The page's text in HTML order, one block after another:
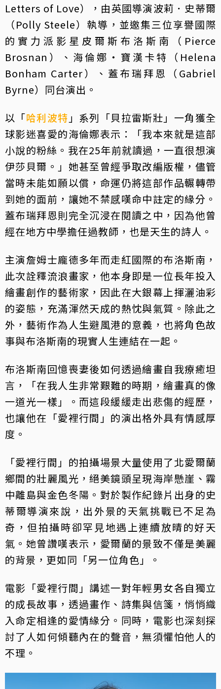
Letters of Love），由英國導演波莉．史蒂爾
（Polly Steele）執導，並邀集三位享譽國際
的實力派影星皮爾斯布洛斯南（Pierce
Brosnan）、海倫娜・寶漢卡特（Helena
Bonham Carter）、蓋布瑞拜恩（Gabriel
Byrne）同台演出。
以「哈利波特 」系列「貝拉雷斯壯」一角獲全
球影迷喜愛的海倫娜表示：「我本來就是這部
小說的粉絲。我在25年前就讀過，一直很想演
伊莎貝爾。」她甚至曾經爭取改編版權，儘管
當時未能如願以償，命運仍將這部作品輾轉帶
到她的面前，讓她不禁感嘆命中註定的緣分。
蓋布瑞拜恩則完全沉浸在閱讀之中，因為他曾
經在地方中學擔任過教師，也是天生的詩人。
主演詹姆士龐德多年而走紅國際的布洛斯南，
此次詮釋流浪畫家，他本身即是一位長年投入
繪畫創作的藝術家，因此在大銀幕上揮灑油彩
的姿態，充滿渾然天成的熱忱與氣質。除此之
外，藝術作為人生避風港的意義，也將角色故
事與布洛斯南的現實人生連結在一起。
布洛斯南回憶喪妻後如何透過繪畫自我療癒坦
言，「在我人生非常艱難的時期，繪畫真的像
一道光一樣」。而這段緩緩走出悲傷的經歷，
也讓他在「愛裡行間」的演出格外具有情感厚
度。
「愛裡行間」的拍攝場景大量使用了北愛爾蘭
鄉間的壯麗風光，絕美鏡頭呈現海岸懸崖、霧
中離島與金色冬陽。對於製作紀錄片出身的史
蒂爾導演來說，出外景的天氣挑戰已不足為
奇，但拍攝時卻罕見地遇上連續放晴的好天
氣。她曾讚嘆表示，愛爾蘭的景致不僅是美麗
的背景，更如同「另一位角色」。
電影「愛裡行間」講述一對年輕男女各自獨立
的成長故事，透過畫作、詩集與信箋，悄悄織
入命定相逢的愛情緣分。同時，電影也深刻探
討了人如何傾聽內在的聲音，無須懼怕他人的
不理。